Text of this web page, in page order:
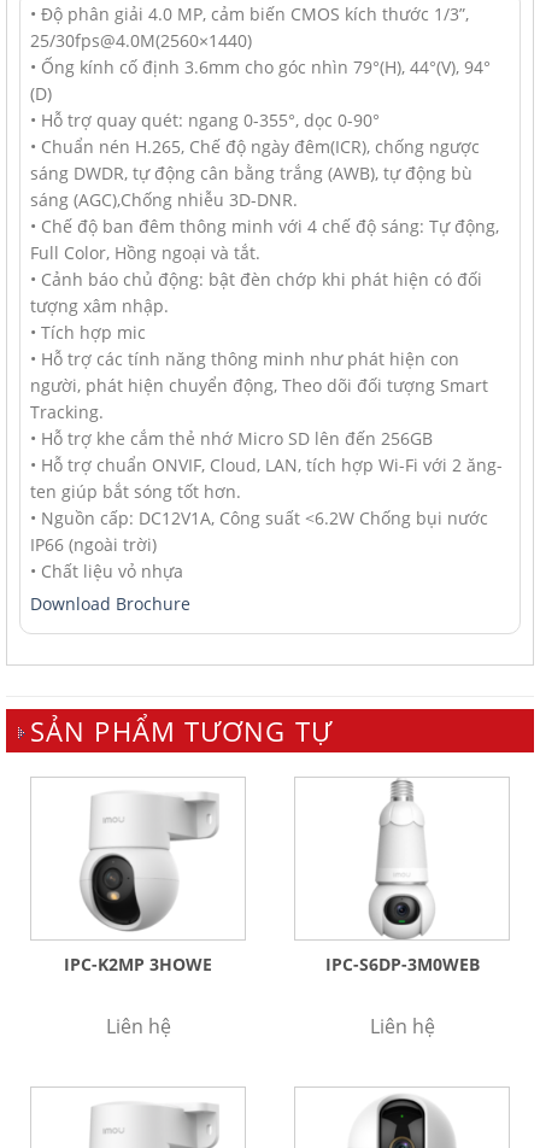
• Độ phân giải 4.0 MP, cảm biến CMOS kích thước 1/3”,
25/30fps@4.0M(2560×1440)
• Ống kính cố định 3.6mm cho góc nhìn 79°(H), 44°(V), 94°
(D)
• Hỗ trợ quay quét: ngang 0-355°, dọc 0-90°
• Chuẩn nén H.265, Chế độ ngày đêm(ICR), chống ngược
sáng DWDR, tự động cân bằng trắng (AWB), tự động bù
sáng (AGC),Chống nhiễu 3D-DNR.
• Chế độ ban đêm thông minh với 4 chế độ sáng: Tự động,
Full Color, Hồng ngoại và tắt.
• Cảnh báo chủ động: bật đèn chớp khi phát hiện có đối
tượng xâm nhập.
• Tích hợp mic
• Hỗ trợ các tính năng thông minh như phát hiện con
người, phát hiện chuyển động, Theo dõi đối tượng Smart
Tracking.
• Hỗ trợ khe cắm thẻ nhớ Micro SD lên đến 256GB
• Hỗ trợ chuẩn ONVIF, Cloud, LAN, tích hợp Wi-Fi với 2 ăng-
ten giúp bắt sóng tốt hơn.
• Nguồn cấp: DC12V1A, Công suất <6.2W Chống bụi nước
IP66 (ngoài trời)
• Chất liệu vỏ nhựa
Download Brochure
SẢN PHẨM TƯƠNG TỰ
IPC-K2MP 3HOWE
Liên hệ
IPC-S6DP-3M0WEB
Liên hệ